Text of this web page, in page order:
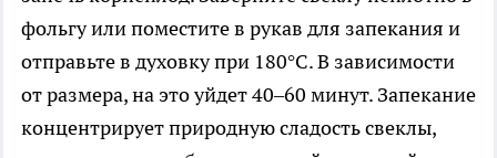
фольгу или поместите в рукав для запекания и
отправьте в духовку при 180°C. В зависимости
от размера, на это уйдет 40–60 минут. Запекание
концентрирует природную сладость свеклы,